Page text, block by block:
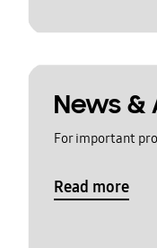
News &
For important
Read more